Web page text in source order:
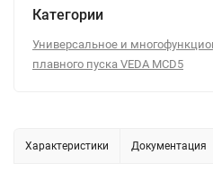
Категории
Универсальное и
плавного пуска VEDA MCD5
Характеристики Документация